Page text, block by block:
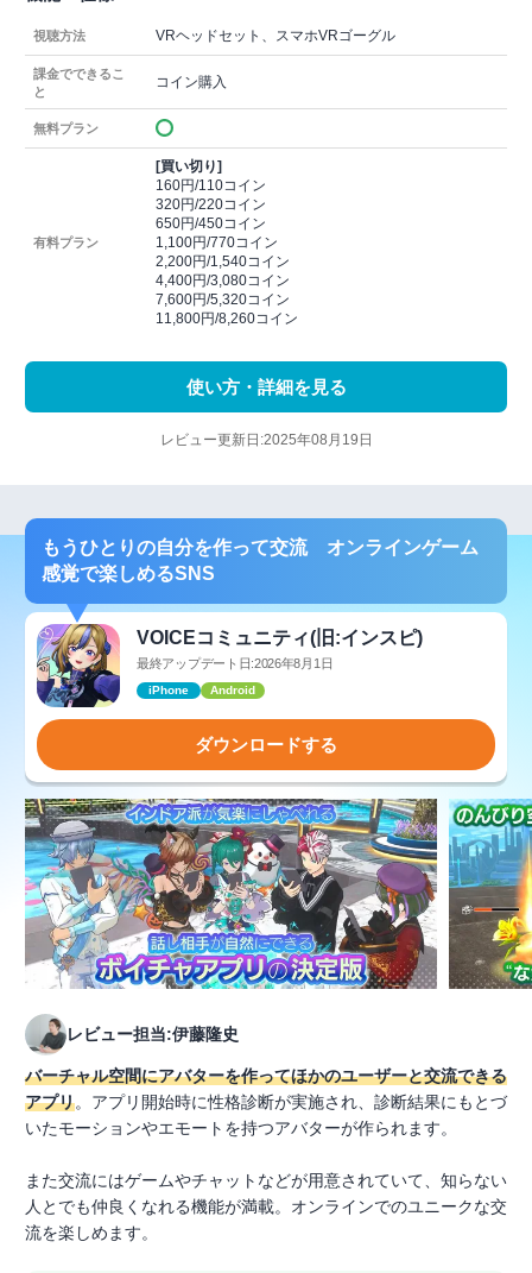
視聴方法 VRヘッドセット、スマホVRゴーグル
課金でできるこ
と
コイン購入
無料プラン
有料プラン
[買い切り]
160円/110コイン
320円/220コイン
650円/450コイン
1,100円/770コイン
2,200円/1,540コイン
4,400円/3,080コイン
7,600円/5,320コイン
11,800円/8,260コイン
使い方・詳細を見る
レビュー更新日:2025年08月19日
もうひとりの自分を作って交流 オンラインゲーム
感覚で楽しめるSNS
VOICEコミュニティ(旧:インスピ)
最終アップデート日:2026年8月1日
iPhone Android
ダウンロードする
レビュー担当:伊藤隆史
バーチャル空間にアバターを作ってほかのユーザーと交流できる
アプリ。アプリ開始時に性格診断が実施され、診断結果にもとづ
いたモーションやエモートを持つアバターが作られます。
また交流にはゲームやチャットなどが用意されていて、知らない
人とでも仲良くなれる機能が満載。オンラインでのユニークな交
流を楽しめます。